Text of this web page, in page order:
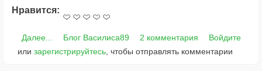
Нравится:
Далее... Блог Василиса89 2 комментария
Войдите
или зарегистрируйтесь, чтобы отправлять комментарии